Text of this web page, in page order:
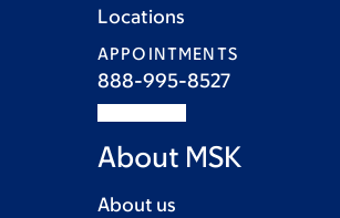
Locations
APPOINTMENTS
888-995-8527
About MSK
About us